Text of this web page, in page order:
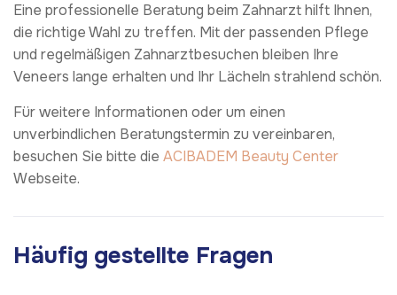
Eine professionelle Beratung beim Zahnarzt hilft Ihnen,
die richtige Wahl zu treffen. Mit der passenden Pflege
und regelmäßigen Zahnarztbesuchen bleiben Ihre
Veneers lange erhalten und Ihr Lächeln strahlend schön.
Für weitere Informationen oder um einen
unverbindlichen Beratungstermin zu vereinbaren,
besuchen Sie bitte die ACIBADEM Beauty Center
Webseite.
Häufig gestellte Fragen